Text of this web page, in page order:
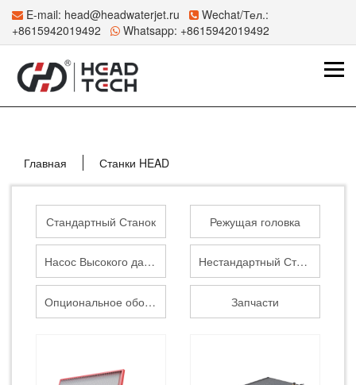
E-mail: head@headwaterjet.ru
Wechat/Тел.:
+8615942019492
Whatsapp: +8615942019492
Главная Станки HEAD
Стандартный Станок Режущая головка
Насос Высокого давления Нестандартный Станок
Опциональное оборудование Запчасти